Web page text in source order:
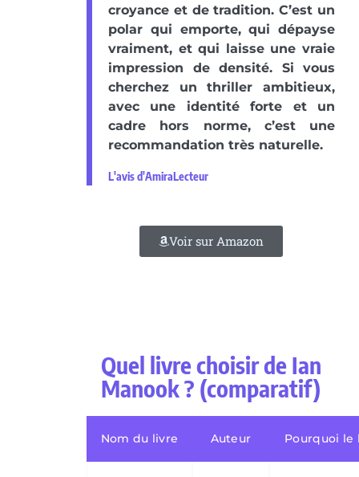
croyance et de tradition. C’est un
polar qui emporte, qui dépayse
vraiment, et qui laisse une vraie
impression de densité. Si vous
cherchez un thriller ambitieux,
avec une identité forte et un
cadre hors norme, c’est une
recommandation très naturelle.
L'avis d'AmiraLecteur
Voir sur Amazon
Quel livre choisir de Ian
Manook ? (comparatif)
Nom du livre Auteur Pourquoi le